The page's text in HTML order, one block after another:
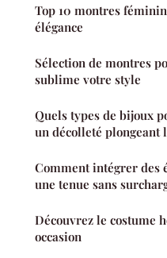
Top 10 montres
élégance
Sélection de montres
sublime votre style
Quels types de bijoux
un décolleté plongeant
Comment intégrer des
une tenue sans
Découvrez le costume
occasion